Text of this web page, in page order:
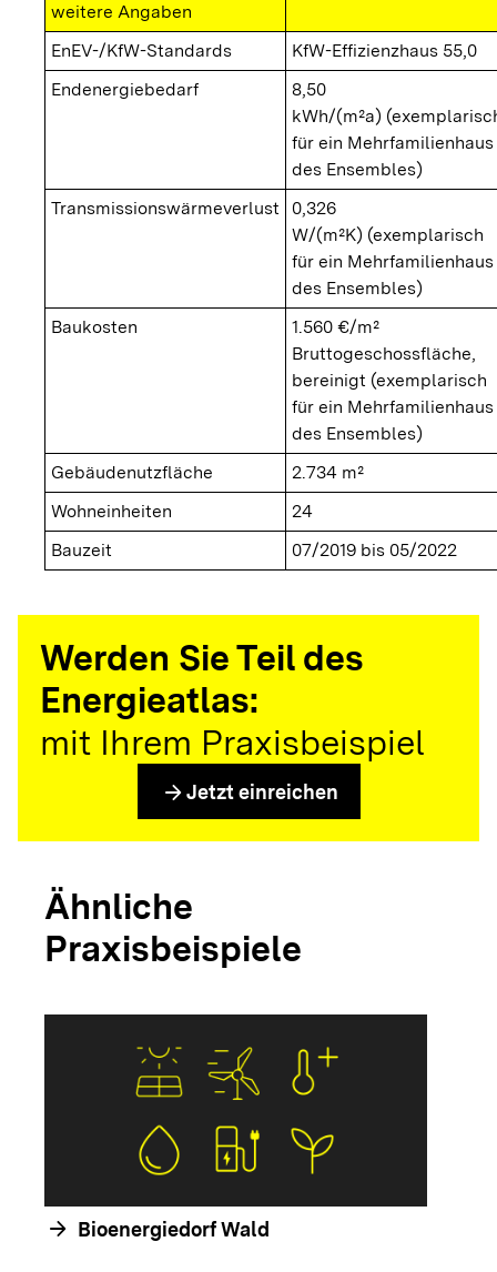
weitere Angaben
EnEV-/KfW-Standards
KfW-Effizienzhaus 55,0
Endenergiebedarf
8,50
kWh/(m²a)
für ein Mehrfamilienhaus
des Ensembles)
Transmissionswärmeverlust
0,326
W/(m²K) (exemplarisch
für ein Mehrfamilienhaus
des Ensembles)
Baukosten
1.560 €/m²
Bruttogeschossfläche,
bereinigt (exemplarisch
für ein Mehrfamilienhaus
des Ensembles)
Gebäudenutzfläche
2.734 m²
Wohneinheiten
24
Bauzeit
07/2019 bis 05/2022
Werden Sie Teil des
Energieatlas:
mit Ihrem Praxisbeispiel
arrow_forward Jetzt einreichen
Ähnliche
Praxisbeispiele
arrow_forward Bioenergiedorf Wald